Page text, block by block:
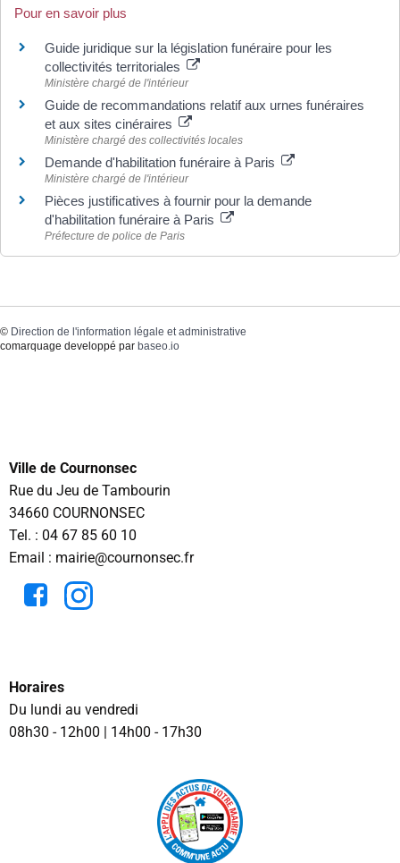
Pour en savoir plus
Guide juridique sur la législation funéraire pour les
collectivités territoriales
Ministère chargé de l'intérieur
Guide de recommandations relatif aux urnes funéraires
et aux sites cinéraires
Ministère chargé des collectivités locales
Demande d'habilitation funéraire à Paris
Ministère chargé de l'intérieur
Pièces justificatives à fournir pour la demande
d'habilitation funéraire à Paris
Préfecture de police de Paris
© Direction de l'information légale et administrative
comarquage developpé par baseo.io
Ville de Cournonsec
Rue du Jeu de Tambourin
34660 COURNONSEC
Tel. : 04 67 85 60 10
Email : mairie@cournonsec.fr
Horaires
Du lundi au vendredi
08h30 - 12h00 | 14h00 - 17h30